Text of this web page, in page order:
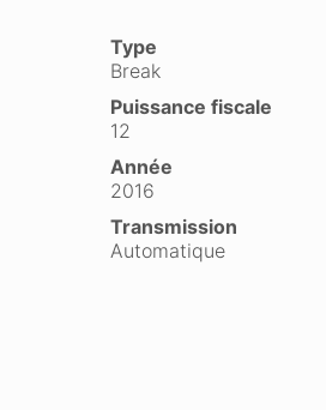
Type
Break
Puissance fiscale
12
Année
2016
Transmission
Automatique